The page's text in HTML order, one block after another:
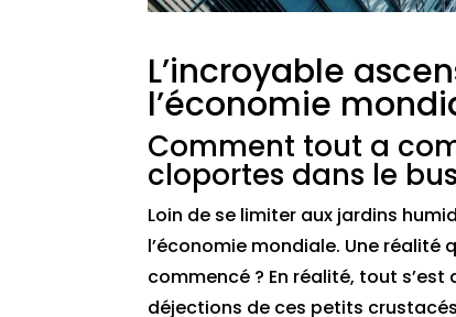
L’incroyable
l’économie
Comment tout a
cloportes dans le
Loin de se limiter aux jardins
l’économie mondiale. Une réalité
commencé ? En réalité, tout
déjections de ces petits